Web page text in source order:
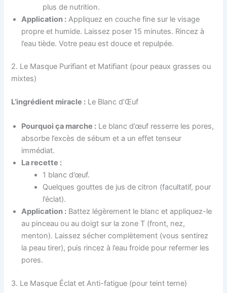
plus de nutrition.
Application : Appliquez en couche fine sur le visage
propre et humide. Laissez poser 15 minutes. Rincez à
l’eau tiède. Votre peau est douce et repulpée.
2. Le Masque Purifiant et Matifiant (pour peaux grasses ou
mixtes)
L’ingrédient miracle : Le Blanc d’Œuf
Pourquoi ça marche : Le blanc d’œuf resserre les pores,
absorbe l’excès de sébum et a un effet tenseur
immédiat.
La recette :
1 blanc d’œuf.
Quelques gouttes de jus de citron (facultatif, pour
l’éclat).
Application : Battez légèrement le blanc et appliquez-le
au pinceau ou au doigt sur la zone T (front, nez,
menton). Laissez sécher complètement (vous sentirez
la peau tirer), puis rincez à l’eau froide pour refermer les
pores.
3. Le Masque Éclat et Anti-fatigue (pour teint terne)